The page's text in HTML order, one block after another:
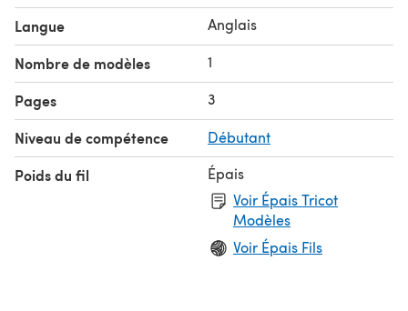
Langue Anglais
Nombre de modèles 1
Pages 3
Niveau de compétence Débutant
Poids du fil
Épais
Voir Épais Tricot
Modèles
Voir Épais Fils